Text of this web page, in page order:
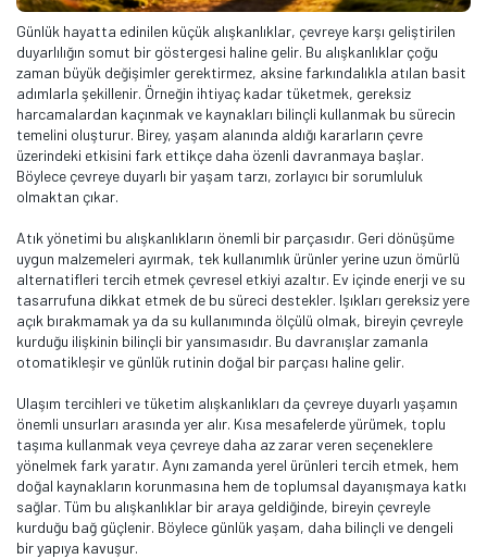
Günlük hayatta edinilen küçük alışkanlıklar, çevreye karşı geliştirilen
duyarlılığın somut bir göstergesi haline gelir. Bu alışkanlıklar çoğu
zaman büyük değişimler gerektirmez, aksine farkındalıkla atılan basit
adımlarla şekillenir. Örneğin ihtiyaç kadar tüketmek, gereksiz
harcamalardan kaçınmak ve kaynakları bilinçli kullanmak bu sürecin
temelini oluşturur. Birey, yaşam alanında aldığı kararların çevre
üzerindeki etkisini fark ettikçe daha özenli davranmaya başlar.
Böylece çevreye duyarlı bir yaşam tarzı, zorlayıcı bir sorumluluk
olmaktan çıkar.
Atık yönetimi bu alışkanlıkların önemli bir parçasıdır. Geri dönüşüme
uygun malzemeleri ayırmak, tek kullanımlık ürünler yerine uzun ömürlü
alternatifleri tercih etmek çevresel etkiyi azaltır. Ev içinde enerji ve su
tasarrufuna dikkat etmek de bu süreci destekler. Işıkları gereksiz yere
açık bırakmamak ya da su kullanımında ölçülü olmak, bireyin çevreyle
kurduğu ilişkinin bilinçli bir yansımasıdır. Bu davranışlar zamanla
otomatikleşir ve günlük rutinin doğal bir parçası haline gelir.
Ulaşım tercihleri ve tüketim alışkanlıkları da çevreye duyarlı yaşamın
önemli unsurları arasında yer alır. Kısa mesafelerde yürümek, toplu
taşıma kullanmak veya çevreye daha az zarar veren seçeneklere
yönelmek fark yaratır. Aynı zamanda yerel ürünleri tercih etmek, hem
doğal kaynakların korunmasına hem de toplumsal dayanışmaya katkı
sağlar. Tüm bu alışkanlıklar bir araya geldiğinde, bireyin çevreyle
kurduğu bağ güçlenir. Böylece günlük yaşam, daha bilinçli ve dengeli
bir yapıya kavuşur.